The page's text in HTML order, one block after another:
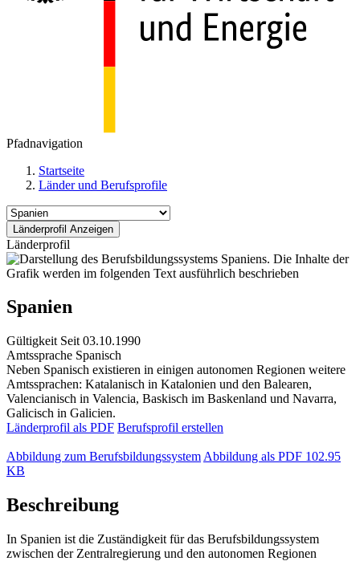
Pfadnavigation
Startseite
Länder und Berufsprofile
Länderprofil
Spanien
Gültigkeit Seit 03.10.1990
Amtssprache Spanisch
Neben Spanisch existieren in einigen autonomen Regionen weitere
Amtssprachen: Katalanisch in Katalonien und den Balearen,
Valencianisch in Valencia, Baskisch im Baskenland und Navarra,
Galicisch in Galicien.
Länderprofil als PDF Berufsprofil erstellen
Abbildung zum Berufsbildungssystem Abbildung als PDF 102.95
KB
Beschreibung
In Spanien ist die Zuständigkeit für das Berufsbildungssystem
zwischen der Zentralregierung und den autonomen Regionen